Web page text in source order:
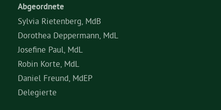
Abgeordnete
Sylvia Rietenberg, MdB
Dorothea Deppermann, MdL
Josefine Paul, MdL
Robin Korte, MdL
Daniel Freund, MdEP
Delegierte